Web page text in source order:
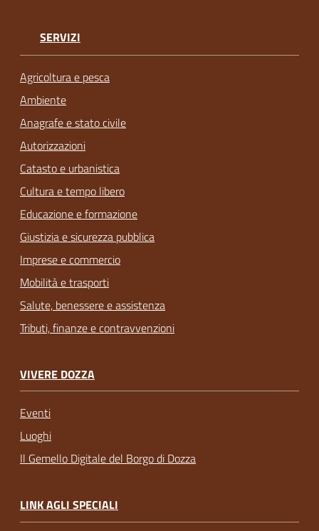
SERVIZI
Agricoltura e pesca
Ambiente
Anagrafe e stato civile
Autorizzazioni
Catasto e urbanistica
Cultura e tempo libero
Educazione e formazione
Giustizia e sicurezza pubblica
Imprese e commercio
Mobilità e trasporti
Salute, benessere e assistenza
Tributi, finanze e contravvenzioni
VIVERE DOZZA
Eventi
Luoghi
Il Gemello Digitale del Borgo di Dozza
LINK AGLI SPECIALI